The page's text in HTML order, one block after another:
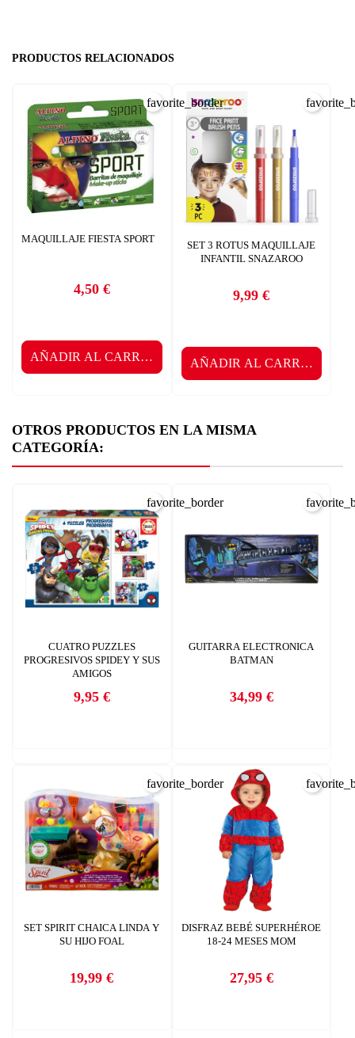
PRODUCTOS RELACIONADOS
MAQUILLAJE FIESTA SPORT
Precio
4,50 €
AÑADIR AL CARRITO
favorite_border
SET 3 ROTUS MAQUILLAJE
INFANTIL SNAZAROO
Precio
9,99 €
AÑADIR AL CARRITO
OTROS PRODUCTOS EN LA MISMA
CATEGORÍA:
CUATRO PUZZLES
PROGRESIVOS SPIDEY Y SUS
AMIGOS
Precio
9,95 €
favorite_border
GUITARRA ELECTRONICA
BATMAN
Precio
34,99 €
SET SPIRIT CHAICA LINDA Y
SU HIJO FOAL
Precio
19,99 €
favorite_border
DISFRAZ BEBÉ SUPERHÉROE
18-24 MESES MOM
Precio
27,95 €
AÑADIR A LA LISTA DE DESEOS
add_circle_outline
Crear nueva lista
Nombre de la lista de deseos
CANCELAR
Debe iniciar sesión para guardar productos en su lista de deseos.
CANCELAR
INICIAR SESIÓN